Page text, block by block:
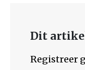
Dit
Registreer